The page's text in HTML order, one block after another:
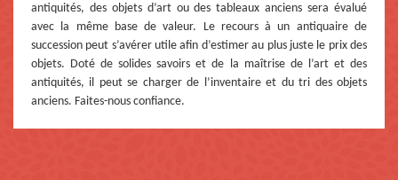
antiquités, des objets d’art ou des tableaux anciens sera évalué
avec la même base de valeur. Le recours à un antiquaire de
succession peut s’avérer utile afin d’estimer au plus juste le prix des
objets. Doté de solides savoirs et de la maîtrise de l’art et des
antiquités, il peut se charger de l’inventaire et du tri des objets
anciens. Faites-nous confiance.